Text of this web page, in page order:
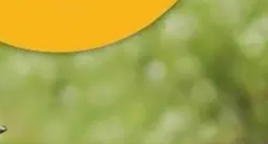
aukeamalta. Aukeamarakenne toistuu samanlaisena läpi
Asiat ja ilmiöt on kuvattu luonnontieteellisesti oikein ja
Kirjasarjan tekstit ovat selkokieliasiantuntijan tarkistamia.